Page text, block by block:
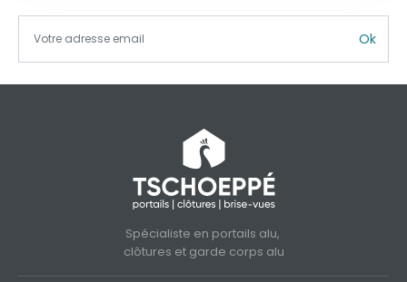
Ok
Spécialiste en portails alu,
clôtures et garde corps alu